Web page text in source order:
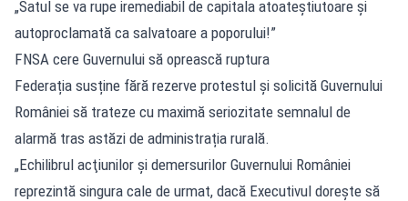
„Satul se va rupe iremediabil de capitala atoateștiutoare și
autoproclamată ca salvatoare a poporului!”
FNSA cere Guvernului să oprească ruptura
Federația susține fără rezerve protestul și solicită Guvernului
României să trateze cu maximă seriozitate semnalul de
alarmă tras astăzi de administrația rurală.
„Echilibrul acţiunilor şi demersurilor Guvernului României
reprezintă singura cale de urmat, dacă Executivul doreşte să